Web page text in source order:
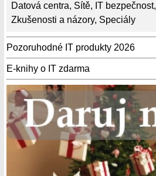
Datová centra, Sítě, IT bezpečnost,
Zkušenosti a názory, Speciály
Pozoruhodné IT produkty 2026
E-knihy o IT zdarma